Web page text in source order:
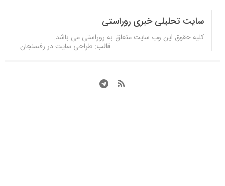
سایت تحلیلی خبری روراستی
کلیه حقوق این وب سایت متعلق به روراستیمی باشد.
قالب:طراحی سایت در رفسنجان